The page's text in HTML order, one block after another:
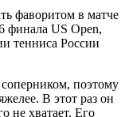
фаворитом в матче
финала US Open,
тенниса России
поэтому
В этот раз он
не хватает. Его